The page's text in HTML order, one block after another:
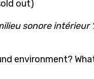
out)
sonore intérieur
environment?